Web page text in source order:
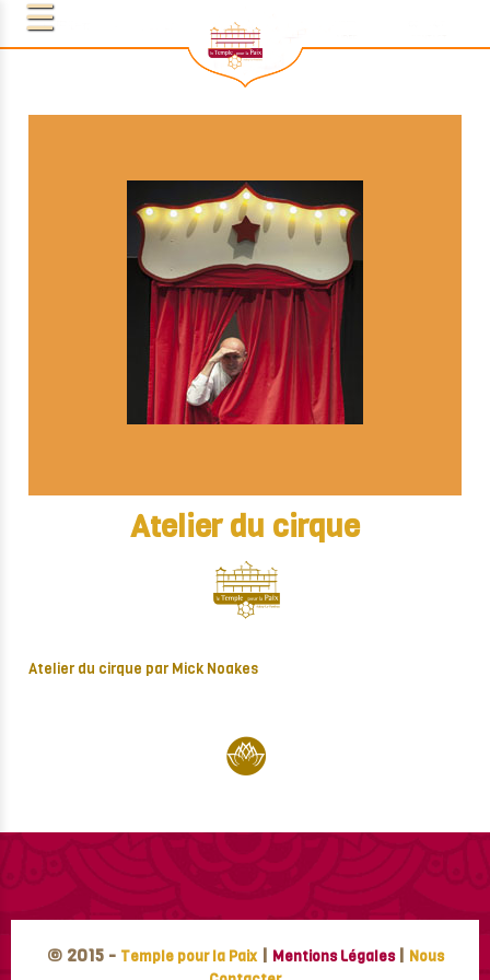
Atelier du cirque
Atelier du cirque par Mick Noakes
© 2015 - Temple pour la Paix | Mentions Légales | Nous